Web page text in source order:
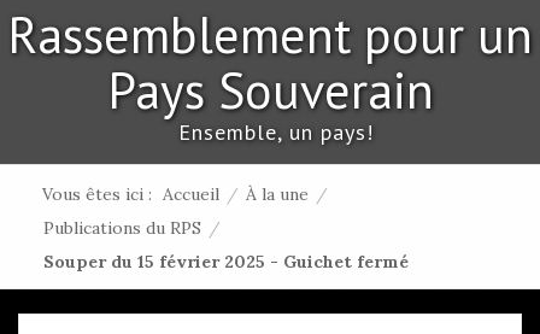
Rassemblement pour un
Pays Souverain
Ensemble, un pays!
Vous êtes ici : Accueil / À la une /
Publications du RPS /
Souper du 15 février 2025 - Guichet fermé